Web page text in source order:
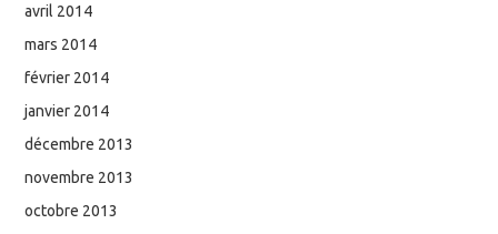
avril 2014
mars 2014
février 2014
janvier 2014
décembre 2013
novembre 2013
octobre 2013